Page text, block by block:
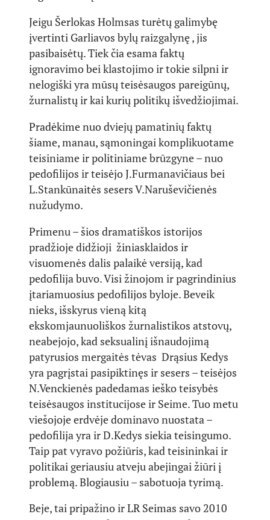
Jeigu Šerlokas Holmsas turėtų galimybę
įvertinti Garliavos bylų raizgalynę , jis
pasibaisėtų. Tiek čia esama faktų
ignoravimo bei klastojimo ir tokie silpni ir
nelogiški yra mūsų teisėsaugos pareigūnų,
žurnalistų ir kai kurių politikų išvedžiojimai.
Pradėkime nuo dviejų pamatinių faktų
šiame, manau, sąmoningai komplikuotame
teisiniame ir politiniame brūzgyne – nuo
pedofilijos ir teisėjo J.Furmanavičiaus bei
L.Stankūnaitės sesers V.Naruševičienės
nužudymo.
Primenu – šios dramatiškos istorijos
pradžioje didžioji žiniasklaidos ir
visuomenės dalis palaikė versiją, kad
pedofilija buvo. Visi žinojom ir pagrindinius
įtariamuosius pedofilijos byloje. Beveik
nieks, išskyrus vieną kitą
ekskomjaunuoliškos žurnalistikos atstovų,
neabejojo, kad seksualinį išnaudojimą
patyrusios mergaitės tėvas Drąsius Kedys
yra pagrįstai pasipiktinęs ir sesers – teisėjos
N.Venckienės padedamas ieško teisybės
teisėsaugos institucijose ir Seime. Tuo metu
viešojoje erdvėje dominavo nuostata –
pedofilija yra ir D.Kedys siekia teisingumo.
Taip pat vyravo požiūris, kad teisininkai ir
politikai geriausiu atveju abejingai žiūri į
problemą. Blogiausiu – sabotuoja tyrimą.
Beje, tai pripažino ir LR Seimas savo 2010